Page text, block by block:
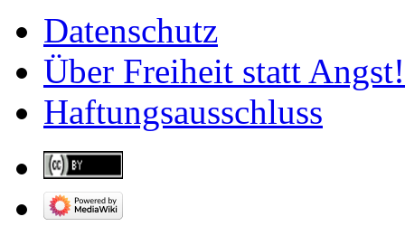
Datenschutz
Über Freiheit statt Angst!
Haftungsausschluss